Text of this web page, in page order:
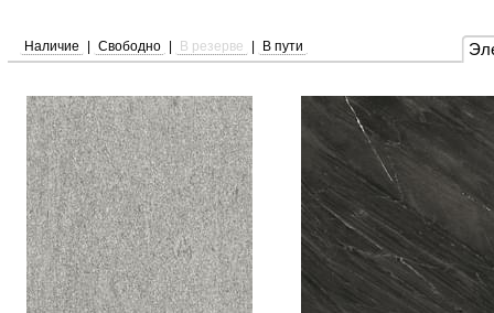
Наличие Свободно В резерве В пути